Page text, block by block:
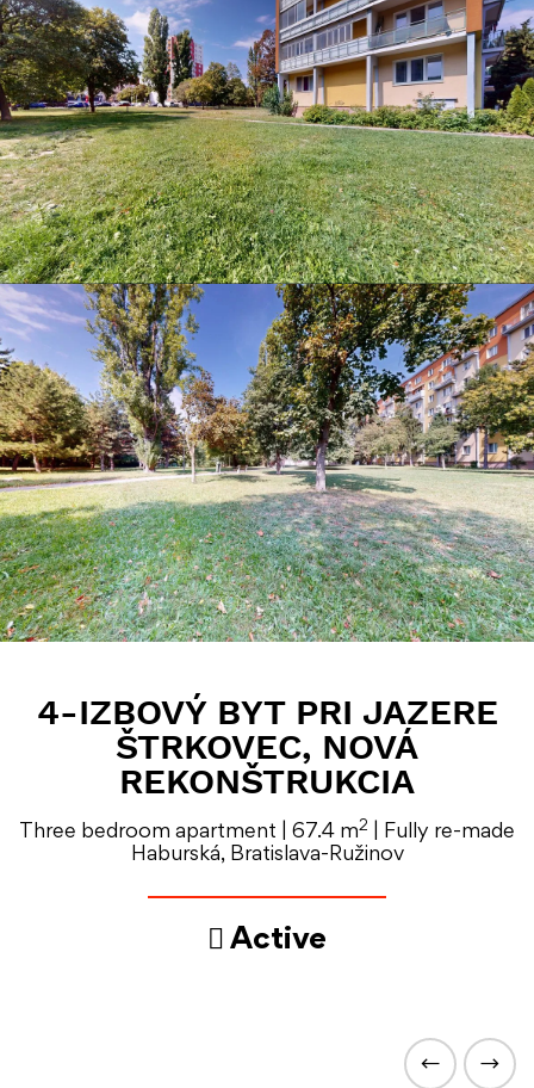
4-IZBOVÝ BYT PRI JAZERE
ŠTRKOVEC, NOVÁ
REKONŠTRUKCIA
Three bedroom apartment | 67.4 m2
| Fully re-made
Haburská, Bratislava-Ružinov
Active